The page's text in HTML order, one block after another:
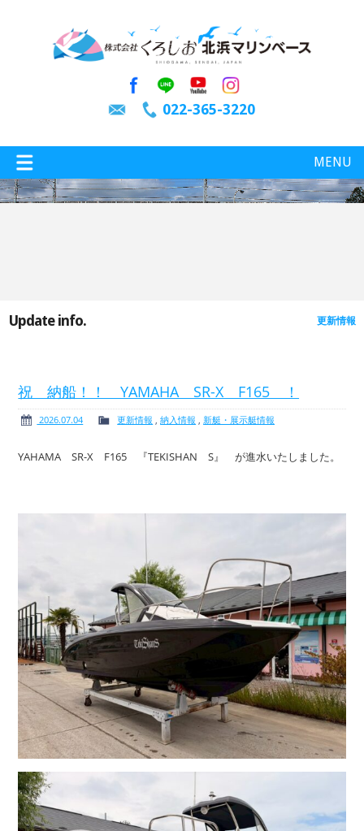
022-365-3220
MENU
新艇・展示艇情報 中古艇情報
求人情報 会社概要
Update info. 更新情報
祝 納船！！ YAMAHA SR-X F165 ！
2026.07.04 更新情報 ,納入情報 新艇・展示艇情報
YAHAMA SR-X F165 『TEKISHAN S』 が進水いたしました。